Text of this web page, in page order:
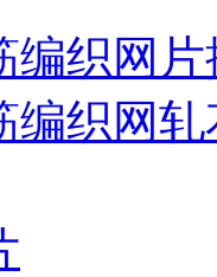
编织网
编织网